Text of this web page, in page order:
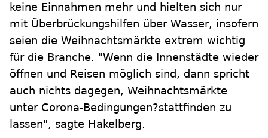
keine Einnahmen mehr und hielten sich nur
mit Überbrückungshilfen über Wasser, insofern
seien die Weihnachtsmärkte extrem wichtig
für die Branche. "Wenn die Innenstädte wieder
öffnen und Reisen möglich sind, dann spricht
auch nichts dagegen, Weihnachtsmärkte
unter Corona-Bedingungen?stattfinden zu
lassen", sagte Hakelberg.